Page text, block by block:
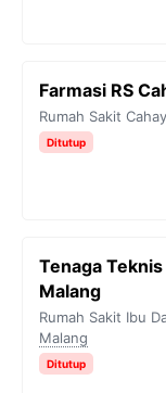
Farmasi RS
Rumah Sakit
Ditutup
Tenaga
Malang
Rumah Sakit Ibu
Malang
Ditutup